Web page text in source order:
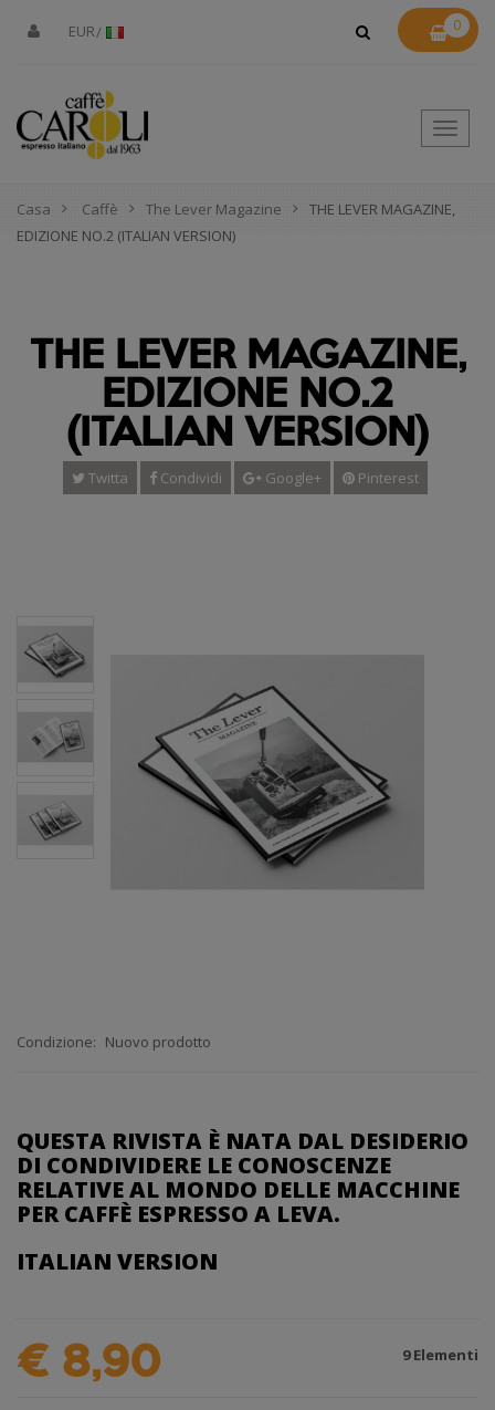
EUR 0
Toggle
Casa Caffè The Lever Magazine
THE LEVER MAGAZINE,
EDIZIONE NO.2 (ITALIAN VERSION)
THE LEVER MAGAZINE,
EDIZIONE NO.2
(ITALIAN VERSION)
Twitta Condividi Google+ Pinterest
Condizione: Nuovo prodotto
QUESTA RIVISTA È NATA DAL DESIDERIO
DI CONDIVIDERE LE CONOSCENZE
RELATIVE AL MONDO DELLE MACCHINE
PER CAFFÈ ESPRESSO A LEVA.
ITALIAN VERSION
9 Elementi
€ 8,90